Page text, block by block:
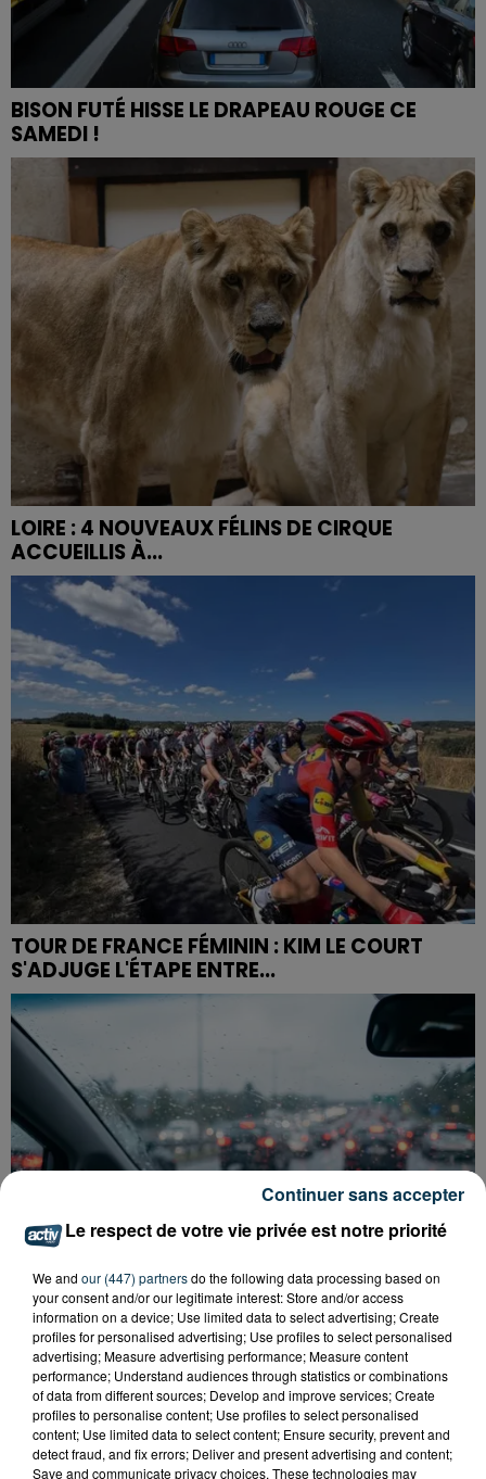
BISON FUTÉ HISSE LE DRAPEAU ROUGE CE
SAMEDI !
LOIRE : 4 NOUVEAUX FÉLINS DE CIRQUE
ACCUEILLIS À...
TOUR DE FRANCE FÉMININ : KIM LE COURT
S'ADJUGE L'ÉTAPE ENTRE...
POURQUOI LA CIRCULATION EST PERTURBÉE
TOUTE LA JOURNÉE SUR L'A47 ?
Le respect de votre vie privée est notre priorité
We and our (447) partnersdo the following data processing based on
your consent and/or our legitimate interest: Store and/or access
information on a device; Use limited data to select advertising; Create
profiles for personalised advertising; Use profiles to select personalised
advertising; Measure advertising performance; Measure content
performance; Understand audiences through statistics or combinations
of data from different sources; Develop and improve services; Create
profiles to personalise content; Use profiles to select personalised
content; Use limited data to select content; Ensure security, prevent and
detect fraud, and fix errors; Deliver and present advertising and content;
Save and communicate privacy choices. These technologies may
Continuer sans accepter